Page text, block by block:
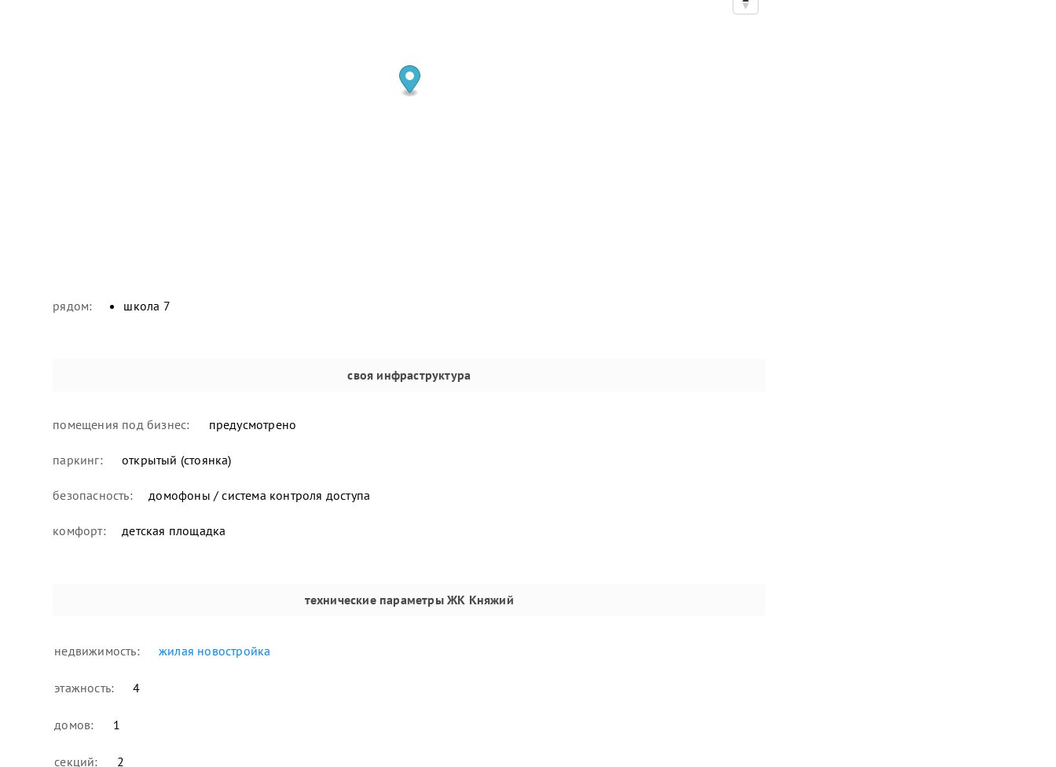
рядом: школа 7
своя инфраструктура
помещения под бизнес: предусмотрено
паркинг: открытый (стоянка)
безопасность: домофоны / система контроля доступа
комфорт: детская площадка
технические параметрыЖК Княжий
недвижимость: жилая новостройка
этажность: 4
домов: 1
секций: 2